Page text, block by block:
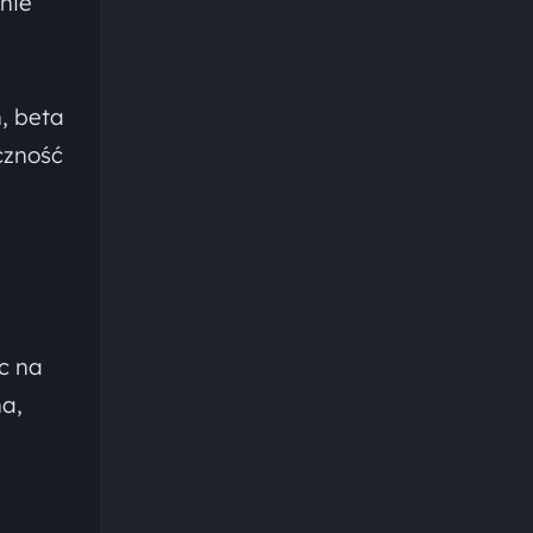
beta
na